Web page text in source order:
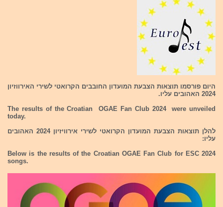
היום פורסמו תוצאות הצבעת המועדון החובבים הקרואטי לשירי האירווזיון
2024 האהובים עליו.
The results of the Croatian OGAE Fan Club 2024 were unveiled
today.
להלן תוצאות הצבעת המועדון הקרואטי לשירי אירוויזיון 2024 האהובים
עליו:
Below is the results of the Croatian OGAE Fan Club for ESC 2024
songs.